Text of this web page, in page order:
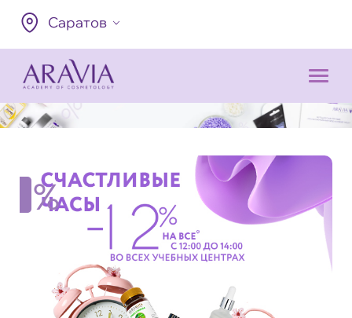
Саратов
%